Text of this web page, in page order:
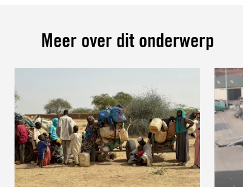
Meer over dit onderwerp